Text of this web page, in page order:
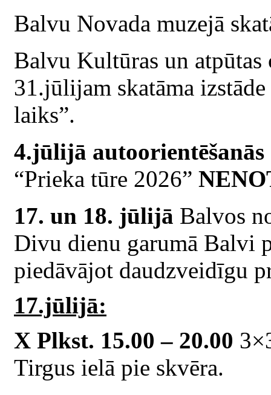
Balvu Novada muzejā
Balvu Kultūras un
31.jūlijam skatāma izstāde
laiks”.
4.jūlijā autoorientēšanās
“Prieka tūre 2026”
17. un 18. jūlijā Balvos
Divu dienu garumā Balvi
piedāvājot daudzveidīgu
17.jūlijā:
X Plkst. 15.00 – 20.00
Tirgus ielā pie skvēra.